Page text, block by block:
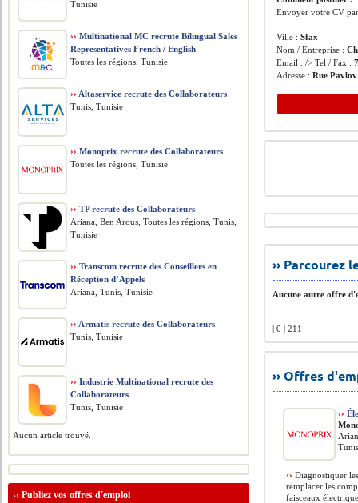
Envoyer votre CV
Ville :Sfax
Nom / Entreprise :
Email : /> Tel / Fax :
Adresse : Rue
››
Aucune autre offre
| 0 | 211
›› Offres
››
›› Diagnostiquer
remplacer les
faisceaux
Tunisie
›› Multinational MC recrute Bilingual Sales
Representatives French / English
Toutes les régions, Tunisie
›› Altaservice recrute des Collaborateurs
Tunis, Tunisie
›› Monoprix recrute des Collaborateurs
Toutes les régions, Tunisie
›› TP recrute des Collaborateurs
Ariana, Ben Arous, Toutes les régions, Tunis,
Tunisie
›› Transcom recrute des Conseillers en
Réception d’Appels
Ariana, Tunis, Tunisie
›› Armatis recrute des Collaborateurs
Tunis, Tunisie
›› Industrie Multinational recrute des
Collaborateurs
Tunis, Tunisie
Aucun article trouvé.
››Publiez vos offres d'emploi